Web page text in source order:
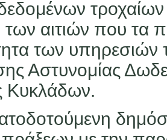
δεδομένων
των αιτιών που τα
των υπηρεσιών
Αστυνομίας
Κυκλάδων.